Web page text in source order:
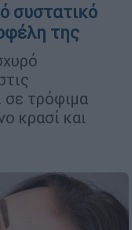
συστατικό
της
σε τρόφιμα
κρασί και